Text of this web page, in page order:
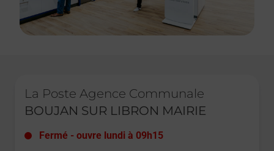
La Poste Agence Communale
BOUJAN SUR LIBRON MAIRIE
Fermé - ouvre lundi à 09h15